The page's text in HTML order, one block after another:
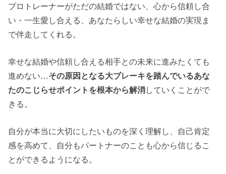
プロトレーナーがただの結婚ではない、心から信頼し合
い・一生愛し合える、あなたらしい幸せな結婚の実現ま
で伴走してくれる。
幸せな結婚や信頼し合える相手との未来に進みたくても
進めない…その原因となる大ブレーキを踏んでいるあな
たのこじらせポイントを根本から解消していくことがで
きる。
自分が本当に大切にしたいものを深く理解し、自己肯定
感を高めて、自分もパートナーのことも心から信じるこ
とができるようになる。